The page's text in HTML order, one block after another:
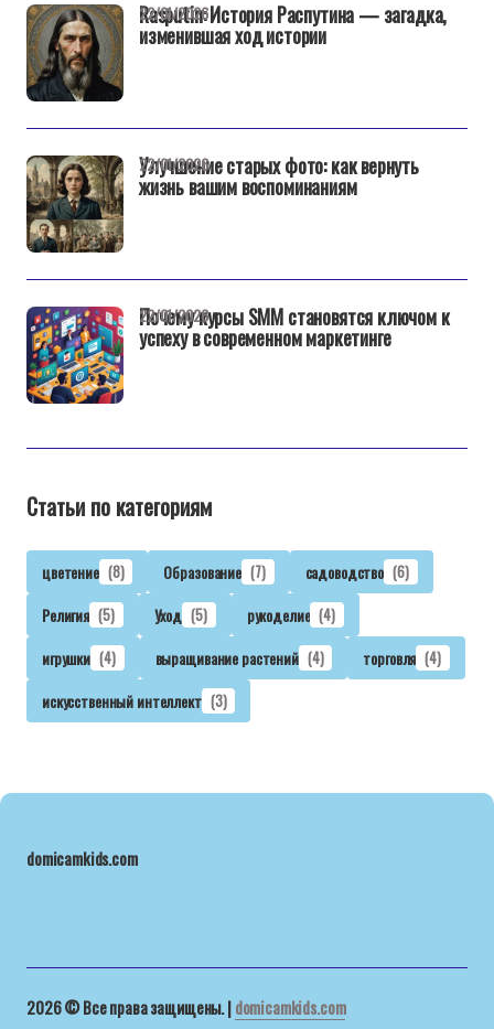
Rasputin: История Распутина — загадка,
изменившая ход истории
22/01/2026
Улучшение старых фото: как вернуть
жизнь вашим воспоминаниям
22/01/2026
Почему курсы SMM становятся ключом к
успеху в современном маркетинге
22/01/2026
Статьи по категориям
цветение (8) Образование (7) садоводство (6)
Религия (5) Уход (5) рукоделие (4)
игрушки (4) выращивание растений (4) торговля (4)
искусственный интеллект (3)
domicamkids.com
2026 © Все права защищены. |domicamkids.com